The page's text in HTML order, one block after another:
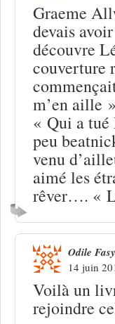
Graeme
devais
découvre
couverture
m’en aille
« Qui a tué
peu
venu
aimé les
rêver…. «
Odile Fasy
14 juin
Voilà un
rejoindre